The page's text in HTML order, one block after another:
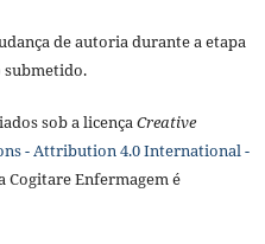
de autoria durante a etapa
submetido.
sob a licençaCreative
- Attribution 4.0 International -
Enfermagem é